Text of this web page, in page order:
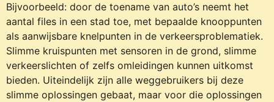
Bijvoorbeeld: door de toename van auto’s neemt het
aantal files in een stad toe, met bepaalde knooppunten
als aanwijsbare knelpunten in de verkeersproblematiek.
Slimme kruispunten met sensoren in de grond, slimme
verkeerslichten of zelfs omleidingen kunnen uitkomst
bieden. Uiteindelijk zijn alle weggebruikers bij deze
slimme oplossingen gebaat, maar voor die oplossingen